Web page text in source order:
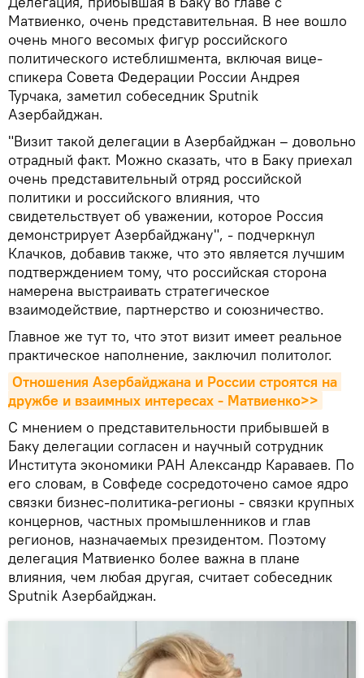
Матвиенко, очень представительная. В нее вошло
очень много весомых фигур российского
политического истеблишмента, включая вице-
спикера Совета Федерации России Андрея
Турчака, заметил собеседник Sputnik
Азербайджан.
"Визит такой делегации в Азербайджан – довольно
отрадный факт. Можно сказать, что в Баку приехал
очень представительный отряд российской
политики и российского влияния, что
свидетельствует об уважении, которое Россия
демонстрирует Азербайджану", - подчеркнул
Клачков, добавив также, что это является лучшим
подтверждением тому, что российская сторона
намерена выстраивать стратегическое
взаимодействие, партнерство и союзничество.
Главное же тут то, что этот визит имеет реальное
практическое наполнение, заключил политолог.
Отношения Азербайджана и России строятся на
дружбе и взаимных интересах - Матвиенко>>
С мнением о представительности прибывшей в
Баку делегации согласен и научный сотрудник
Института экономики РАН Александр Караваев. По
его словам, в Совфеде сосредоточено самое ядро
связки бизнес-политика-регионы - связки крупных
концернов, частных промышленников и глав
регионов, назначаемых президентом. Поэтому
делегация Матвиенко более важна в плане
влияния, чем любая другая, считает собеседник
Sputnik Азербайджан.